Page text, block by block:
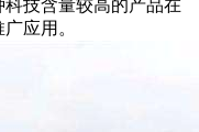
技含量较高的产品在
应用。